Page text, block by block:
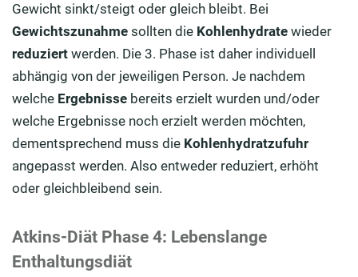
Gewicht sinkt/steigt oder gleich bleibt. Bei
Gewichtszunahme sollten die Kohlenhydrate wieder
reduziert werden. Die 3. Phase ist daher individuell
abhängig von der jeweiligen Person. Je nachdem
welche Ergebnisse bereits erzielt wurden und/oder
welche Ergebnisse noch erzielt werden möchten,
dementsprechend muss die Kohlenhydratzufuhr
angepasst werden. Also entweder reduziert, erhöht
oder gleichbleibend sein.
Atkins-Diät Phase 4: Lebenslange
Enthaltungsdiät